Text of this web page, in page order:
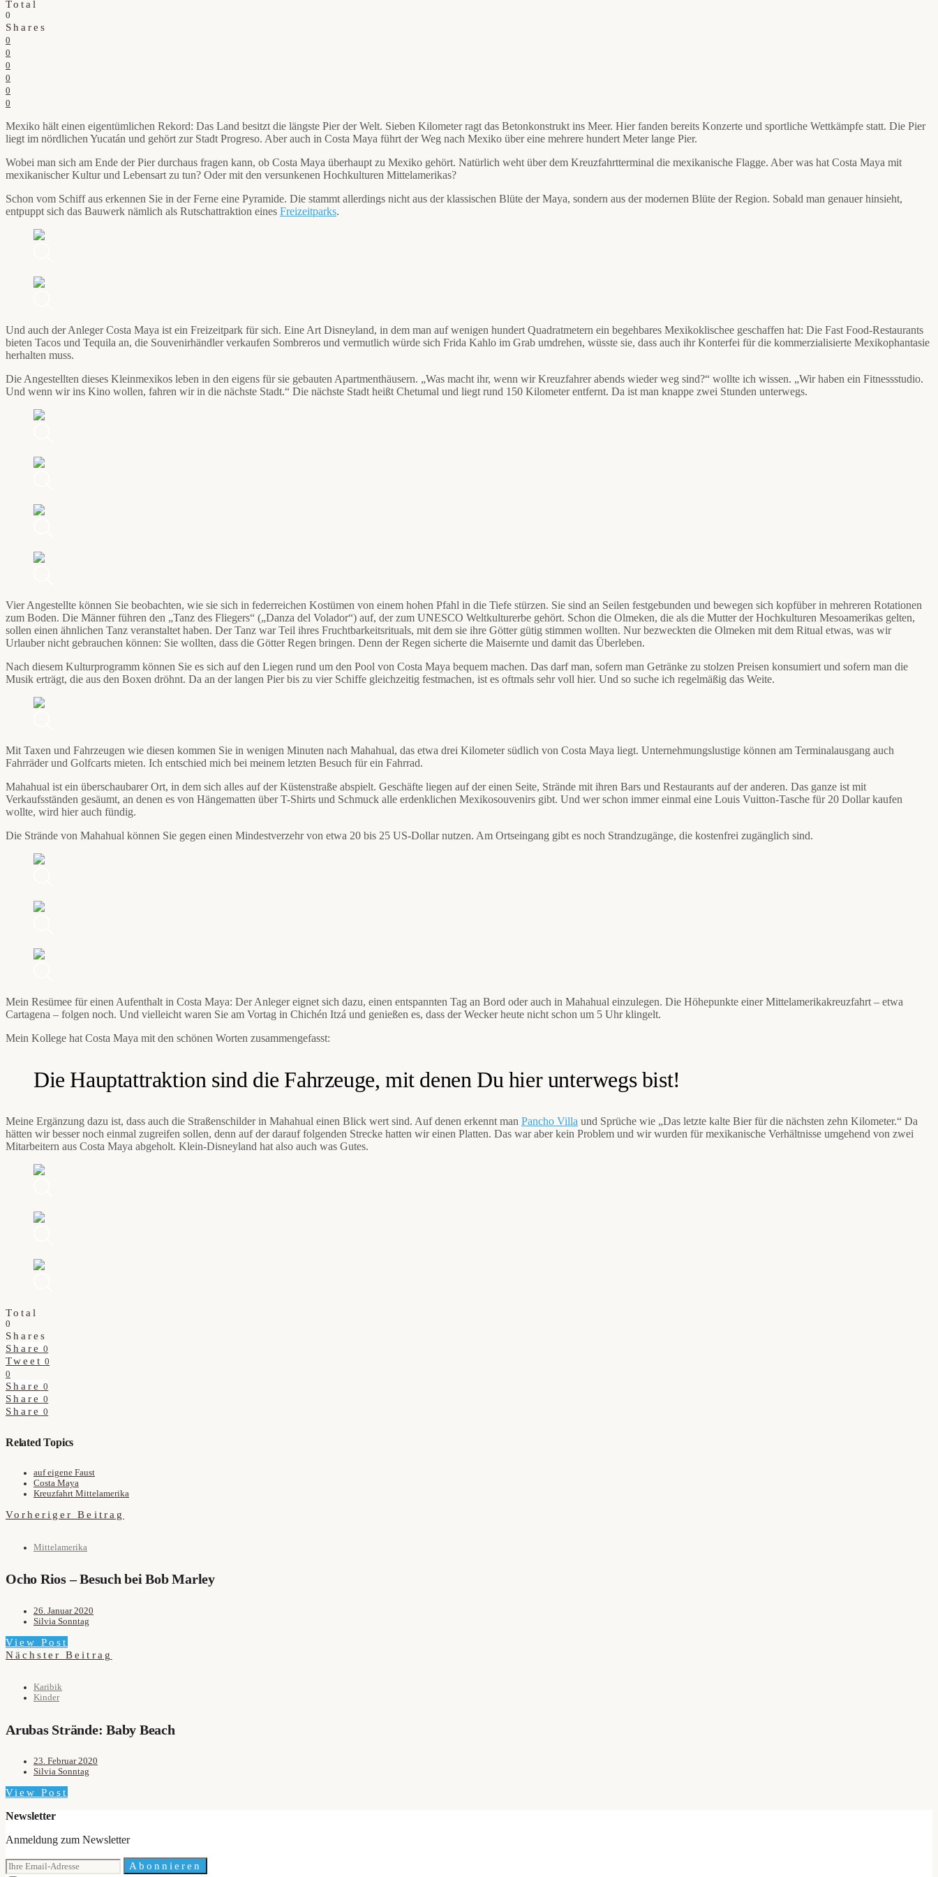
Total
0
Shares
0
0
0
0
0
0
Mexiko hält einen eigentümlichen Rekord: Das Land besitzt die längste Pier der Welt. Sieben Kilometer ragt das Betonkonstrukt ins Meer. Hier fanden bereits Konzerte und sportliche Wettkämpfe statt. Die Pier
liegt im nördlichen Yucatán und gehört zur Stadt Progreso. Aber auch in Costa Maya führt der Weg nach Mexiko über eine mehrere hundert Meter lange Pier.
Wobei man sich am Ende der Pier durchaus fragen kann, ob Costa Maya überhaupt zu Mexiko gehört. Natürlich weht über dem Kreuzfahrtterminal die mexikanische Flagge. Aber was hat Costa Maya mit
mexikanischer Kultur und Lebensart zu tun? Oder mit den versunkenen Hochkulturen Mittelamerikas?
Schon vom Schiff aus erkennen Sie in der Ferne eine Pyramide. Die stammt allerdings nicht aus der klassischen Blüte der Maya, sondern aus der modernen Blüte der Region. Sobald man genauer hinsieht,
entpuppt sich das Bauwerk nämlich als Rutschattraktion eines Freizeitparks.
Und auch der Anleger Costa Maya ist ein Freizeitpark für sich. Eine Art Disneyland, in dem man auf wenigen hundert Quadratmetern ein begehbares Mexikoklischee geschaffen hat: Die Fast Food-Restaurants
bieten Tacos und Tequila an, die Souvenirhändler verkaufen Sombreros und vermutlich würde sich Frida Kahlo im Grab umdrehen, wüsste sie, dass auch ihr Konterfei für die kommerzialisierte Mexikophantasie
herhalten muss.
Die Angestellten dieses Kleinmexikos leben in den eigens für sie gebauten Apartmenthäusern. „Was macht ihr, wenn wir Kreuzfahrer abends wieder weg sind?“ wollte ich wissen. „Wir haben ein Fitnessstudio.
Und wenn wir ins Kino wollen, fahren wir in die nächste Stadt.“ Die nächste Stadt heißt Chetumal und liegt rund 150 Kilometer entfernt. Da ist man knappe zwei Stunden unterwegs.
Vier Angestellte können Sie beobachten, wie sie sich in federreichen Kostümen von einem hohen Pfahl in die Tiefe stürzen. Sie sind an Seilen festgebunden und bewegen sich kopfüber in mehreren Rotationen
zum Boden. Die Männer führen den „Tanz des Fliegers“ („Danza del Volador“) auf, der zum UNESCO Weltkulturerbe gehört. Schon die Olmeken, die als die Mutter der Hochkulturen Mesoamerikas gelten,
sollen einen ähnlichen Tanz veranstaltet haben. Der Tanz war Teil ihres Fruchtbarkeitsrituals, mit dem sie ihre Götter gütig stimmen wollten. Nur bezweckten die Olmeken mit dem Ritual etwas, was wir
Urlauber nicht gebrauchen können: Sie wollten, dass die Götter Regen bringen. Denn der Regen sicherte die Maisernte und damit das Überleben.
Nach diesem Kulturprogramm können Sie es sich auf den Liegen rund um den Pool von Costa Maya bequem machen. Das darf man, sofern man Getränke zu stolzen Preisen konsumiert und sofern man die
Musik erträgt, die aus den Boxen dröhnt. Da an der langen Pier bis zu vier Schiffe gleichzeitig festmachen, ist es oftmals sehr voll hier. Und so suche ich regelmäßig das Weite.
Mit Taxen und Fahrzeugen wie diesen kommen Sie in wenigen Minuten nach Mahahual, das etwa drei Kilometer südlich von Costa Maya liegt. Unternehmungslustige können am Terminalausgang auch
Fahrräder und Golfcarts mieten. Ich entschied mich bei meinem letzten Besuch für ein Fahrrad.
Mahahual ist ein überschaubarer Ort, in dem sich alles auf der Küstenstraße abspielt. Geschäfte liegen auf der einen Seite, Strände mit ihren Bars und Restaurants auf der anderen. Das ganze ist mit
Verkaufsständen gesäumt, an denen es von Hängematten über T-Shirts und Schmuck alle erdenklichen Mexikosouvenirs gibt. Und wer schon immer einmal eine Louis Vuitton-Tasche für 20 Dollar kaufen
wollte, wird hier auch fündig.
Die Strände von Mahahual können Sie gegen einen Mindestverzehr von etwa 20 bis 25 US-Dollar nutzen. Am Ortseingang gibt es noch Strandzugänge, die kostenfrei zugänglich sind.
Mein Resümee für einen Aufenthalt in Costa Maya: Der Anleger eignet sich dazu, einen entspannten Tag an Bord oder auch in Mahahual einzulegen. Die Höhepunkte einer Mittelamerikakreuzfahrt – etwa
Cartagena – folgen noch. Und vielleicht waren Sie am Vortag in Chichén Itzá und genießen es, dass der Wecker heute nicht schon um 5 Uhr klingelt.
Mein Kollege hat Costa Maya mit den schönen Worten zusammengefasst:
Die Hauptattraktion sind die Fahrzeuge, mit denen Du hier unterwegs bist!
Meine Ergänzung dazu ist, dass auch die Straßenschilder in Mahahual einen Blick wert sind. Auf denen erkennt man Pancho Villa und Sprüche wie „Das letzte kalte Bier für die nächsten zehn Kilometer.“ Da
hätten wir besser noch einmal zugreifen sollen, denn auf der darauf folgenden Strecke hatten wir einen Platten. Das war aber kein Problem und wir wurden für mexikanische Verhältnisse umgehend von zwei
Mitarbeitern aus Costa Maya abgeholt. Klein-Disneyland hat also auch was Gutes.
Total
0
Shares
Share 0
Tweet 0
0
Share 0
Share 0
Share 0
Related Topics
auf eigene Faust
Costa Maya
Kreuzfahrt Mittelamerika
Vorheriger Beitrag
Mittelamerika
Ocho Rios – Besuch bei Bob Marley
26. Januar 2020
Silvia Sonntag
View Post
Nächster Beitrag
Karibik
Kinder
Arubas Strände: Baby Beach
23. Februar 2020
Silvia Sonntag
View Post
Newsletter
Anmeldung zum Newsletter
Abonnieren